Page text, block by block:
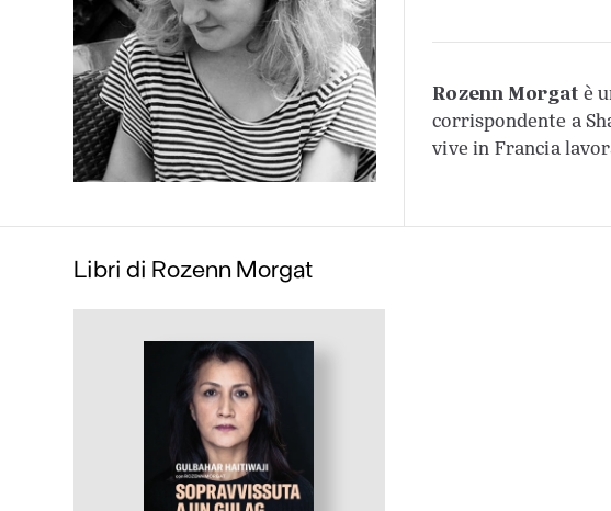
Rozenn Morgat è
corrispondente a
vive in Francia
Libri di Rozenn Morgat